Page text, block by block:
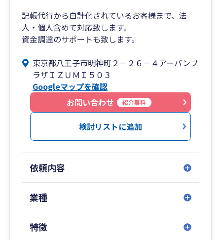
記帳代行から自計化されているお客様まで、法
人・個人含めて対応致します。
資金調達のサポートも致します。
東京都八王子市明神町２－２６－４アーバンプ
ラザＩＺＵＭＩ５０３
Googleマップを確認
お問い合わせ
紹介無料
検討リストに追加
依頼内容
業種
特徴